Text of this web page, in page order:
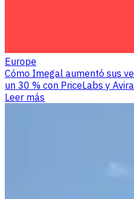
Europe
Cómo Imegal aumentó sus
un 30 % con PriceLabs y
Leer más